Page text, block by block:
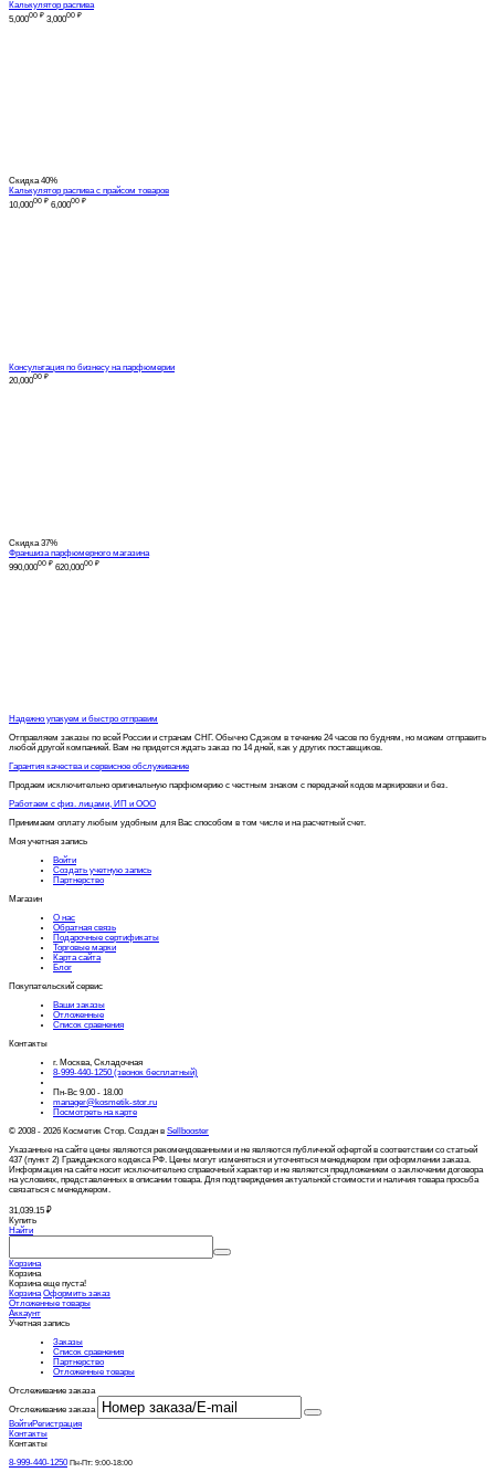
Калькулятор распива
5,00000 ₽ 3,00000 ₽
Скидка40%
Калькулятор распива с прайсом товаров
10,00000 ₽ 6,00000 ₽
Консультация по бизнесу на парфюмерии
20,00000 ₽
Скидка37%
Франшиза парфюмерного магазина
990,00000 ₽ 620,00000 ₽
Надежно упакуем и быстро отправим
Отправляем заказы по всей России и странам СНГ. Обычно Сдэком в течение 24 часов по будням, но можем отправить
любой другой компанией. Вам не придется ждать заказ по 14 дней, как у других поставщиков.
Гарантия качества и сервисное обслуживание
Продаем исключительно оригинальную парфюмерию с честным знаком с передачей кодов маркировки и без.
Работаем с физ. лицами, ИП и ООО
Принимаем оплату любым удобным для Вас способом в том числе и на расчетный счет.
Моя учетная запись
Войти
Создать учетную запись
Партнерство
Магазин
О нас
Обратная связь
Подарочные сертификаты
Торговые марки
Карта сайта
Блог
Покупательский сервис
Ваши заказы
Отложенные
Список сравнения
Контакты
г. Москва, Складочная
8-999-440-1250 (звонок бесплатный)
Пн-Вс 9.00 - 18.00
manager@kosmetik-stor.ru
Посмотреть на карте
© 2008 - 2026 Косметик Стор. Создан в Sellbooster
Указанные на сайте цены являются рекомендованными и не являются публичной офертой в соответствии со статьей
437 (пункт 2) Гражданского кодекса РФ. Цены могут изменяться и уточняться менеджером при оформлении заказа.
Информация на сайте носит исключительно справочный характер и не является предложением о заключении договора
на условиях, представленных в описании товара. Для подтверждения актуальной стоимости и наличия товара просьба
связаться с менеджером.
31,039.15 ₽
Купить
Найти
Корзина
Корзина
Корзина еще пуста!
Корзина Оформить заказ
Отложенные товары
Аккаунт
Учетная запись
Заказы
Список сравнения
Партнерство
Отложенные товары
Отслеживание заказа
Отслеживание заказа
ВойтиРегистрация
Контакты
Контакты
8-999-440-1250 Пн-Пт: 9:00-18:00